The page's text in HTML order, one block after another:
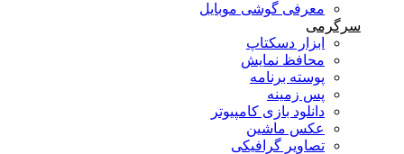
معرفی گوشی موبایل
سرگرمی
ابزار دسکتاپ
محافظ نمایش
پوسته برنامه
پس زمینه
دانلود بازی کامپیوتر
عکس ماشین
تصاویر گرافیکی